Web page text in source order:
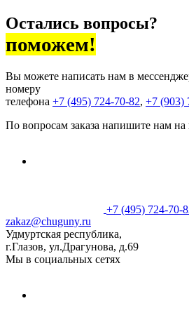
Остались вопросы?
поможем!
Вы можете написать нам в
номеру
телефона +7 (495) 724-70-82, +7 (903)
По вопросам заказа напишите нам на
+7 (495) 724-70-
zakaz@chuguny.ru
Удмуртская республика,
г.Глазов, ул.Драгунова, д.69
Мы в социальных сетях